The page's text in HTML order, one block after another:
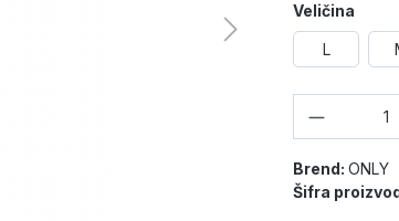
Veličina
L
Brend: ONLY
Šifra